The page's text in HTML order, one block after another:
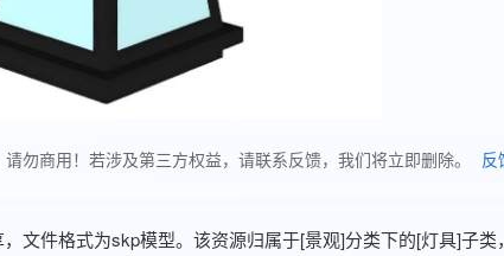
勿商用！若涉及第三方权益，请联系反馈，我们将立即删除。 反
文件格式为skp模型。该资源归属于[景观]分类下的[灯具]子类